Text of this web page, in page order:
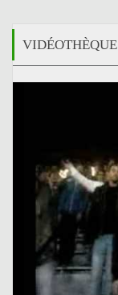
VIDÉOTHÈQUE